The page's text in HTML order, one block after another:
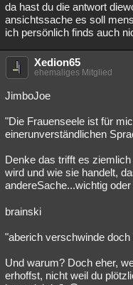
da hast du die antwort
ansichtssache es soll
ich persönlich finds auch
Xedion65
ehemaliges Mitglied
JimboJoe
"Die Frauenseele ist für
einerunverständlichen
Denke das trifft es
wird und wie sie handelt,
andereSache...wichtig
brainski
"aberich verschwinde
Und warum? Doch eher,
erhoffst, nicht weil du